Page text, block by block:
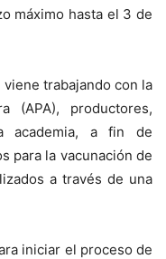
máximo hasta el 3 de
trabajando con la
(APA), productores,
academia, a fin de
para la vacunación de
a través de una
iniciar el proceso de